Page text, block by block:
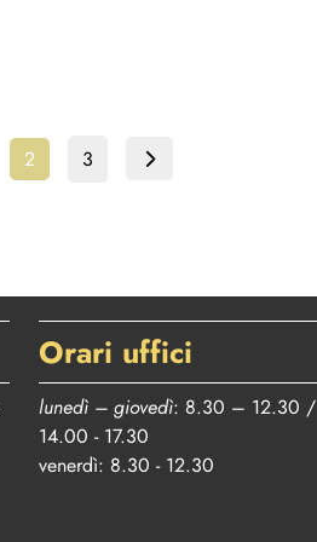
Paginazione
Page
2 Page
3
Orari uffici
lunedì – giovedì: 8.30 – 12.30 /
14.00 - 17.30
venerdì: 8.30 - 12.30